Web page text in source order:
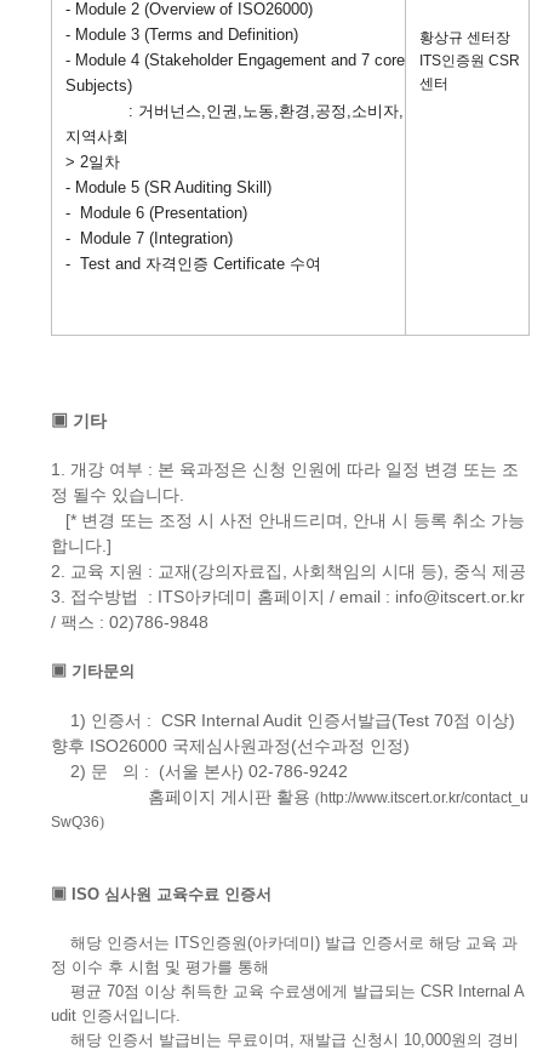
- Module 2 (Overview of ISO26000)
- Module 3 (Terms and Definition)
- Module 4 (Stakeholder Engagement and 7 core
Subjects)
: 거버넌스,인권,노동,환경,공정,소비자,
지역사회
> 2일차
- Module 5 (SR Auditing Skill)
- Module 6 (Presentation)
- Module 7 (Integration)
- Test and 자격인증 Certificate 수여
황상규 센터장
ITS인증원 CSR
센터
▣ 기타
1. 개강 여부 : 본 육과정은 신청 인원에 따라 일정 변경 또는 조
정 될수 있습니다.
[* 변경 또는 조정 시 사전 안내드리며, 안내 시 등록 취소 가능
합니다.]
2. 교육 지원 : 교재(강의자료집, 사회책임의 시대 등), 중식 제공
3. 접수방법 : ITS아카데미 홈페이지 / email : info@itscert.or.kr
/ 팩스 : 02)786-9848
▣ 기타문의
1) 인증서 : CSR Internal Audit 인증서발급(Test 70점 이상)
향후 ISO26000 국제심사원과정(선수과정 인정)
2) 문 의 : (서울 본사) 02-786-9242
홈페이지 게시판 활용(http://www.itscert.or.kr/contact_u
SwQ36)
▣ ISO 심사원 교육수료 인증서
해당 인증서는 ITS인증원(아카데미) 발급 인증서로 해당 교육 과
정 이수 후 시험 및 평가를 통해
평균 70점 이상 취득한 교육 수료생에게 발급되는 CSR Internal A
udit 인증서입니다.
해당 인증서 발급비는 무료이며, 재발급 신청시 10,000원의 경비